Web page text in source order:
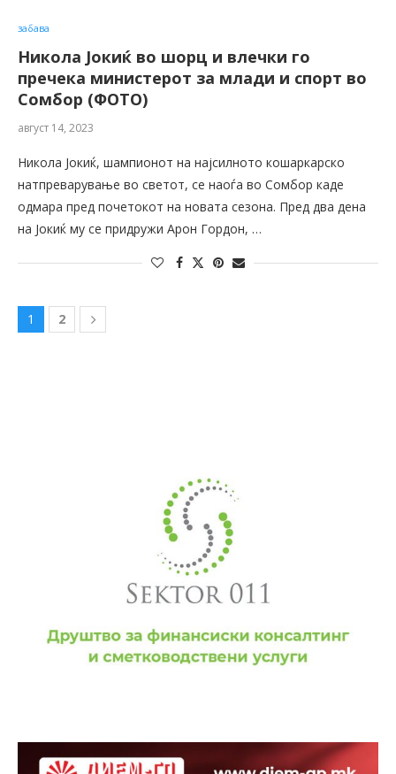
забава
Никола Јокиќ во шорц и влечки го
пречека министерот за млади и спорт во
Сомбор (ФОТО)
август 14, 2023
Никола Јокиќ, шампионот на најсилното кошаркарско
натпреварување во светот, се наоѓа во Сомбор каде
одмара пред почетокот на новата сезона. Пред два дена
на Јокиќ му се придружи Арон Гордон, …
1 2